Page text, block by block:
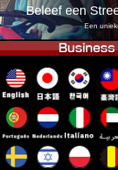
Tokio Asakusa
Okinawa
Beleef een
Een